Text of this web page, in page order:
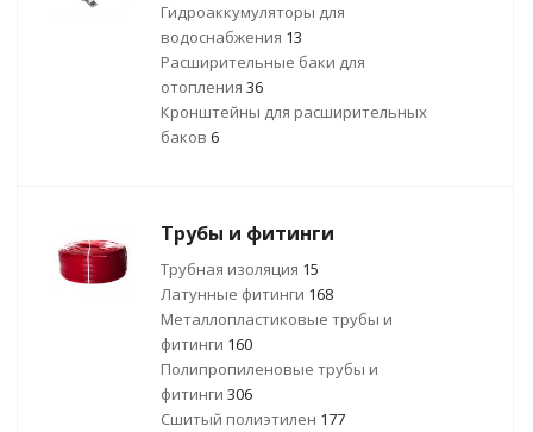
Гидроаккумуляторы для
водоснабжения 13
Расширительные баки для
отопления 36
Кронштейны для расширительных
баков 6
Трубы и фитинги
Трубная изоляция 15
Латунные фитинги 168
Металлопластиковые трубы и
фитинги 160
Полипропиленовые трубы и
фитинги 306
Сшитый полиэтилен 177